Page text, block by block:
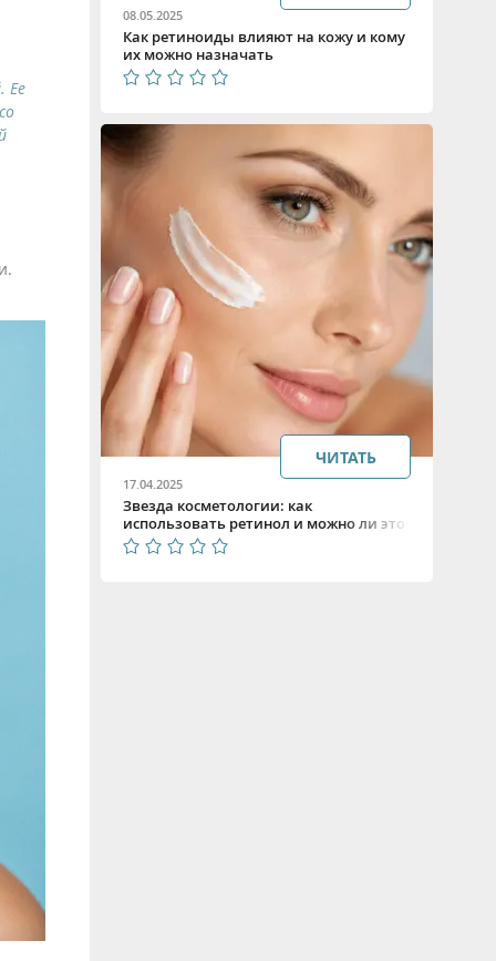
Ее
08.05.2025
Как ретиноиды влияют на кожу и кому
их можно назначать
17.04.2025
Звезда косметологии: как
использовать ретинол и можно ли это
делать летом
ЧИТАТЬ